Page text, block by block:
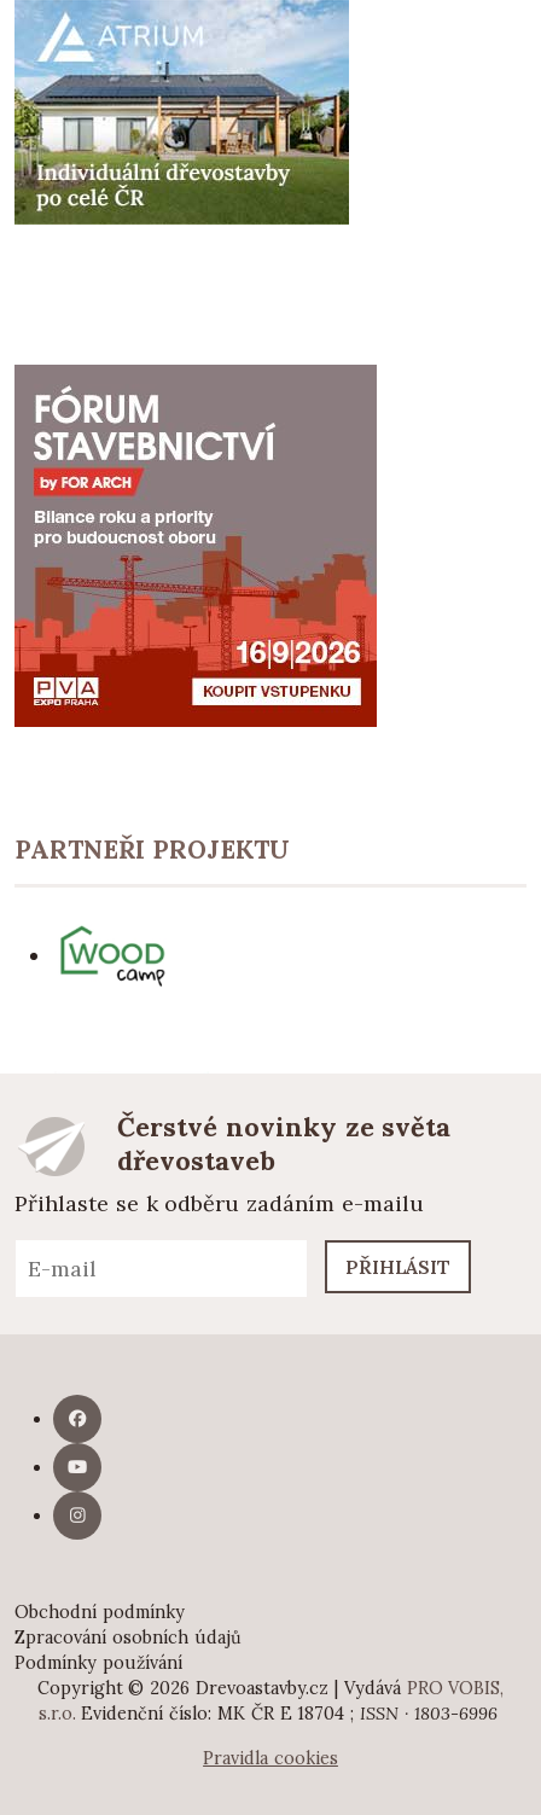
PARTNEŘI PROJEKTU
Čerstvé novinky ze světa
dřevostaveb
Přihlaste se k odběru zadáním e-mailu
PŘIHLÁSIT
Obchodní podmínky
Zpracování osobních údajů
Podmínky používání
Copyright © 2026 Drevoastavby.cz | Vydává PRO VOBIS,
s.r.o. Evidenční číslo: MK ČR E 18704 ; ISSN · 1803-6996
Pravidla cookies